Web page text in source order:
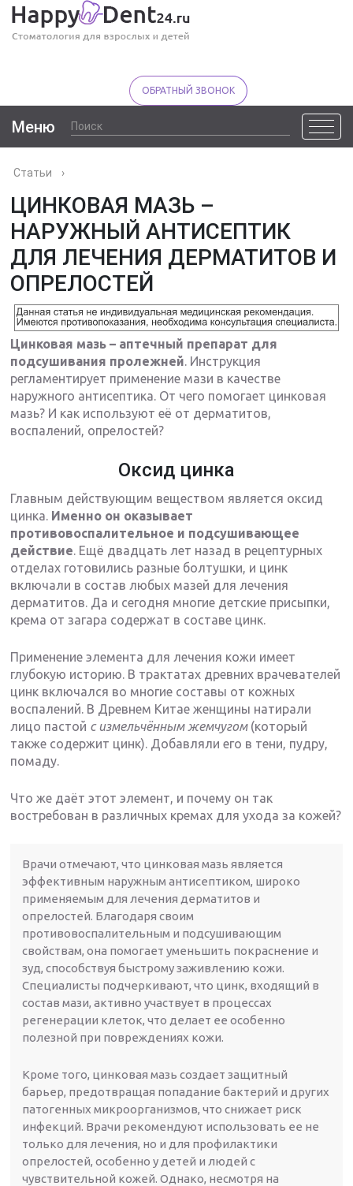
ОБРАТНЫЙ ЗВОНОК
Меню
Статьи ›
ЦИНКОВАЯ МАЗЬ –
НАРУЖНЫЙ АНТИСЕПТИК
ДЛЯ ЛЕЧЕНИЯ ДЕРМАТИТОВ И
ОПРЕЛОСТЕЙ
Цинковая мазь – аптечный препарат для
подсушивания пролежней. Инструкция
регламентирует применение мази в качестве
наружного антисептика. От чего помогает цинковая
мазь? И как используют её от дерматитов,
воспалений, опрелостей?
Оксид цинка
Главным действующим веществом является оксид
цинка. Именно он оказывает
противовоспалительное и подсушивающее
действие. Ещё двадцать лет назад в рецептурных
отделах готовились разные болтушки, и цинк
включали в состав любых мазей для лечения
дерматитов. Да и сегодня многие детские присыпки,
крема от загара содержат в составе цинк.
Применение элемента для лечения кожи имеет
глубокую историю. В трактатах древних врачевателей
цинк включался во многие составы от кожных
воспалений. В Древнем Китае женщины натирали
лицо пастой с измельчённым жемчугом(который
также содержит цинк). Добавляли его в тени, пудру,
помаду.
Что же даёт этот элемент, и почему он так
востребован в различных кремах для ухода за кожей?
Врачи отмечают, что цинковая мазь является
эффективным наружным антисептиком, широко
применяемым для лечения дерматитов и
опрелостей. Благодаря своим
противовоспалительным и подсушивающим
свойствам, она помогает уменьшить покраснение и
зуд, способствуя быстрому заживлению кожи.
Специалисты подчеркивают, что цинк, входящий в
состав мази, активно участвует в процессах
регенерации клеток, что делает ее особенно
полезной при повреждениях кожи.
Кроме того, цинковая мазь создает защитный
барьер, предотвращая попадание бактерий и других
патогенных микроорганизмов, что снижает риск
инфекций. Врачи рекомендуют использовать ее не
только для лечения, но и для профилактики
опрелостей, особенно у детей и людей с
чувствительной кожей. Однако, несмотря на